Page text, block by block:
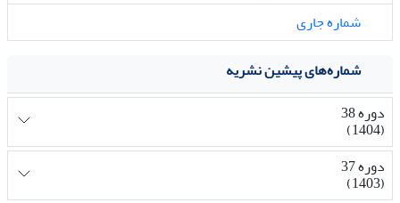
شماره جاری
شماره‌های پیشین نشریه
دوره 38
(1404)
دوره 37
(1403)